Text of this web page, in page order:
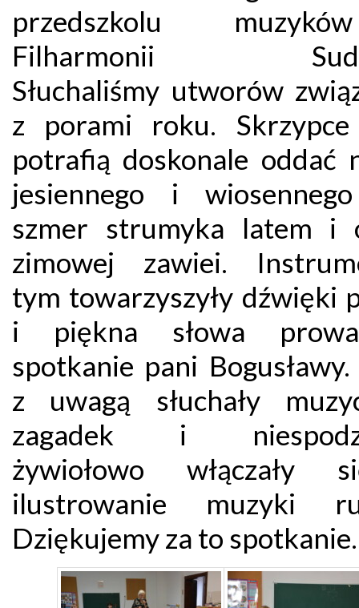
przedszkolu
Filharmonii
Słuchaliśmy utworów
z porami roku.
potrafią doskonale oddać
jesiennego i
szmer strumyka latem i
zimowej zawiei.
tym towarzyszyły dźwięki
i piękna słowa
spotkanie pani
z uwagą słuchały
zagadek i
żywiołowo włączały
ilustrowanie muzyki
Dziękujemy za to spotkanie.